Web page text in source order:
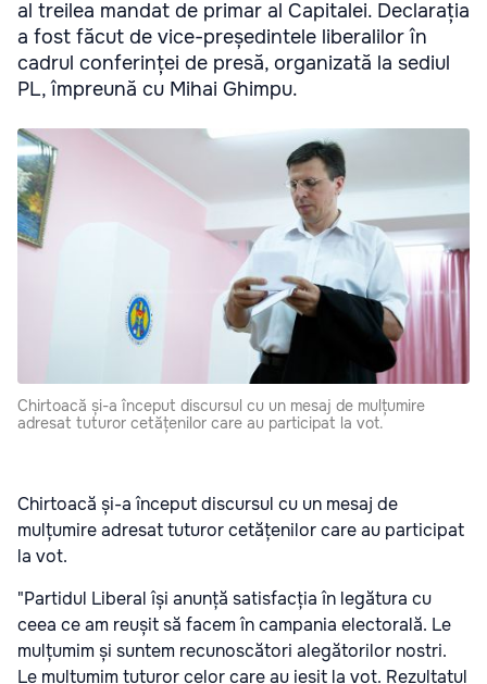
al treilea mandat de primar al Capitalei. Declarația
a fost făcut de vice-președintele liberalilor în
cadrul conferinței de presă, organizată la sediul
PL, împreună cu Mihai Ghimpu.
Chirtoacă și-a început discursul cu un mesaj de mulțumire
adresat tuturor cetățenilor care au participat la vot.
Chirtoacă și-a început discursul cu un mesaj de
mulțumire adresat tuturor cetățenilor care au participat
la vot.
"Partidul Liberal își anunță satisfacția în legătura cu
ceea ce am reușit să facem în campania electorală. Le
mulțumim și suntem recunoscători alegătorilor nostri.
Le mulțumim tuturor celor care au ieșit la vot. Rezultatul